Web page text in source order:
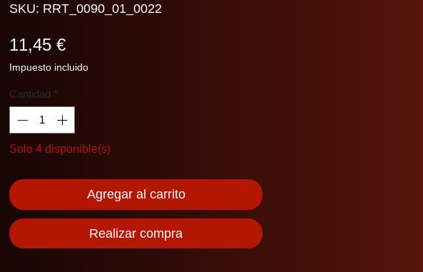
SKU: RRT_0090_01_0022
11,45 €Precio
Impuesto incluido
Cantidad *
Solo 4 disponible(s)
Agregar al carrito
Realizar compra